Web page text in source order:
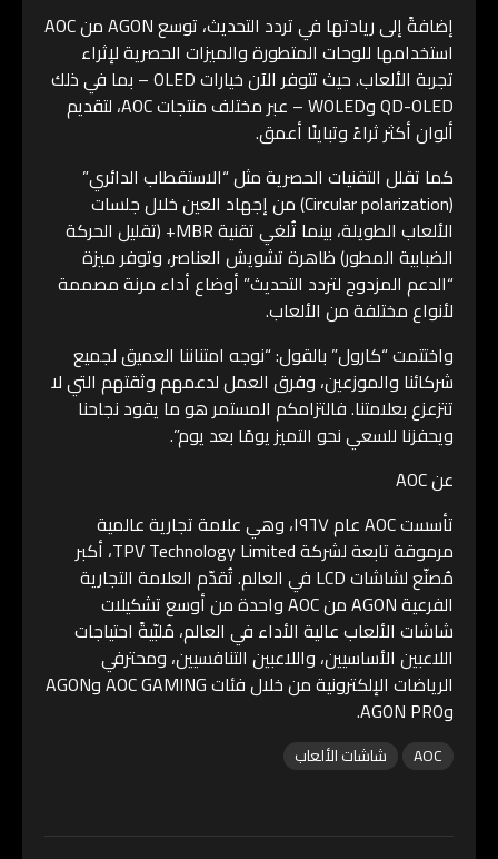
إضافةً إلى ريادتها في تردد التحديث، توسع AGON من AOC
استخدامها للوحات المتطورة والميزات الحصرية لإثراء
تجربة الألعاب. حيث تتوفر الآن خيارات OLED – بما في ذلك
QD-OLED وWOLED – عبر مختلف منتجات AOC، لتقديم
ألوان أكثر ثراءً وتباينًا أعمق.
كما تقلل التقنيات الحصرية مثل “الاستقطاب الدائري”
(Circular polarization) من إجهاد العين خلال جلسات
الألعاب الطويلة، بينما تُلغي تقنية MBR+ (تقليل الحركة
الضبابية المطور) ظاهرة تشويش العناصر، وتوفر ميزة
“الدعم المزدوج لتردد التحديث” أوضاع أداء مرنة مصممة
لأنواع مختلفة من الألعاب.
واختتمت “كارول” بالقول: “نوجه امتناننا العميق لجميع
شركائنا والموزعين، وفرق العمل لدعمهم وثقتهم التي لا
تتزعزع بعلامتنا. فالتزامكم المستمر هو ما يقود نجاحنا
ويحفزنا للسعي نحو التميز يومًا بعد يوم”.
عن AOC
تأسست AOC عام ١٩٦٧، وهي علامة تجارية عالمية
مرموقة تابعة لشركة TPV Technology Limited، أكبر
مُصنّع لشاشات LCD في العالم. تُقدّم العلامة التجارية
الفرعية AGON من AOC واحدة من أوسع تشكيلات
شاشات الألعاب عالية الأداء في العالم، مُلبّيةً احتياجات
اللاعبين الأساسيين، واللاعبين التنافسيين، ومحترفي
الرياضات الإلكترونية من خلال فئات AOC GAMING وAGON
وAGON PRO.
AOC شاشات الألعاب